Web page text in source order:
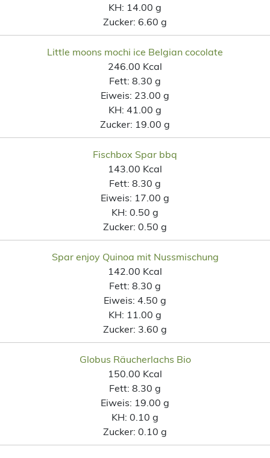
KH: 14.00 g
Zucker: 6.60 g
Little moons mochi ice Belgian cocolate
246.00 Kcal
Fett: 8.30 g
Eiweis: 23.00 g
KH: 41.00 g
Zucker: 19.00 g
Fischbox Spar bbq
143.00 Kcal
Fett: 8.30 g
Eiweis: 17.00 g
KH: 0.50 g
Zucker: 0.50 g
Spar enjoy Quinoa mit Nussmischung
142.00 Kcal
Fett: 8.30 g
Eiweis: 4.50 g
KH: 11.00 g
Zucker: 3.60 g
Globus Räucherlachs Bio
150.00 Kcal
Fett: 8.30 g
Eiweis: 19.00 g
KH: 0.10 g
Zucker: 0.10 g